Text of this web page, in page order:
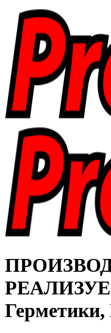
Герметики,